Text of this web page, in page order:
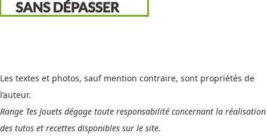
Les textes et photos, sauf mention contraire, sont propriétés de
l’auteur.
Range Tes Jouets dégage toute responsabilité concernant la réalisation
des tutos et recettes disponibles sur le site.